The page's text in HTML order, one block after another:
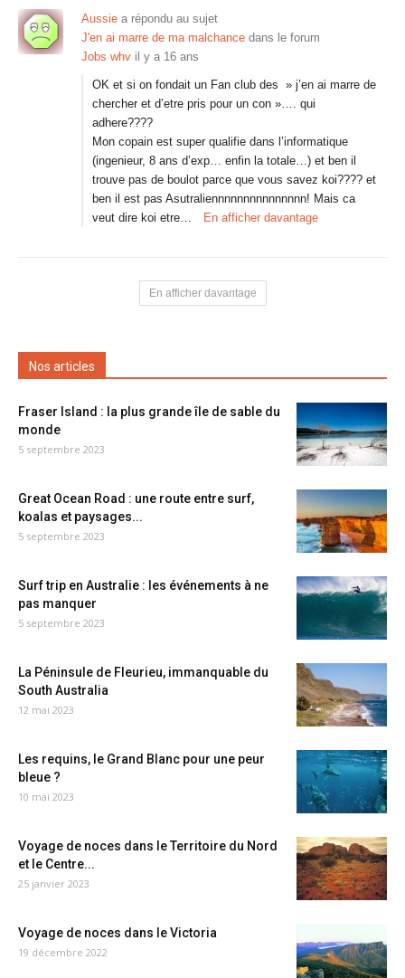
Aussie a répondu au sujet
J'en ai marre de ma malchance dans le forum
Jobs whv il y a 16 ans
OK et si on fondait un Fan club des » j’en ai marre de
chercher et d’etre pris pour un con »…. qui
adhere????
Mon copain est super qualifie dans l’informatique
(ingenieur, 8 ans d’exp… enfin la totale…) et ben il
trouve pas de boulot parce que vous savez koi???? et
ben il est pas Asutraliennnnnnnnnnnnnnn! Mais ca
veut dire koi etre…
En afficher davantage
En afficher davantage
Nos articles
Fraser Island : la plus grande île de sable du
monde
5 septembre 2023
Great Ocean Road : une route entre surf,
koalas et paysages...
5 septembre 2023
Surf trip en Australie : les événements à ne
pas manquer
5 septembre 2023
La Péninsule de Fleurieu, immanquable du
South Australia
12 mai 2023
Les requins, le Grand Blanc pour une peur
bleue ?
10 mai 2023
Voyage de noces dans le Territoire du Nord
et le Centre...
25 janvier 2023
Voyage de noces dans le Victoria
19 décembre 2022